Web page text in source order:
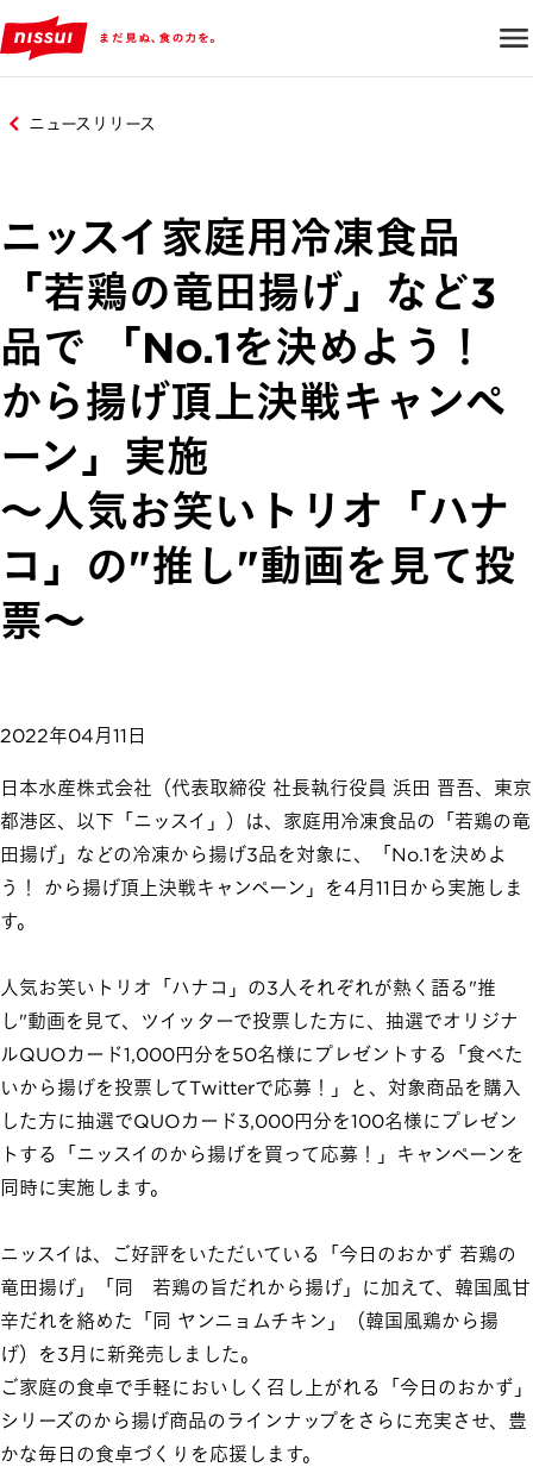
ニュースリリース
ニッスイ家庭用冷凍食品
「若鶏の竜田揚げ」など3
品で 「No.1を決めよう！
から揚げ頂上決戦キャンペ
ーン」実施
～人気お笑いトリオ「ハナ
コ」の"推し"動画を見て投
票～
2022年04月11日
日本水産株式会社（代表取締役 社長執行役員 浜田 晋吾、東京
都港区、以下「ニッスイ」）は、家庭用冷凍食品の「若鶏の竜
田揚げ」などの冷凍から揚げ3品を対象に、「No.1を決めよ
う！ から揚げ頂上決戦キャンペーン」を4月11日から実施しま
す。
人気お笑いトリオ「ハナコ」の3人それぞれが熱く語る"推
し"動画を見て、ツイッターで投票した方に、抽選でオリジナ
ルQUOカード1,000円分を50名様にプレゼントする「食べた
いから揚げを投票してTwitterで応募！」と、対象商品を購入
した方に抽選でQUOカード3,000円分を100名様にプレゼン
トする「ニッスイのから揚げを買って応募！」キャンペーンを
同時に実施します。
ニッスイは、ご好評をいただいている「今日のおかず 若鶏の
竜田揚げ」「同 若鶏の旨だれから揚げ」に加えて、韓国風甘
辛だれを絡めた「同 ヤンニョムチキン」（韓国風鶏から揚
げ）を3月に新発売しました。
ご家庭の食卓で手軽においしく召し上がれる「今日のおかず」
シリーズのから揚げ商品のラインナップをさらに充実させ、豊
かな毎日の食卓づくりを応援します。